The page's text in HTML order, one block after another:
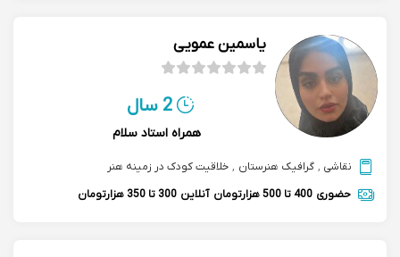
یاسمین عمویی
2 سال
همراه استاد سلام
نقاشی , گرافیک هنرستان , خلاقیت کودک در زمینه هنر
حضوری 400 تا 500 هزارتومان آنلاین 300 تا 350 هزارتومان